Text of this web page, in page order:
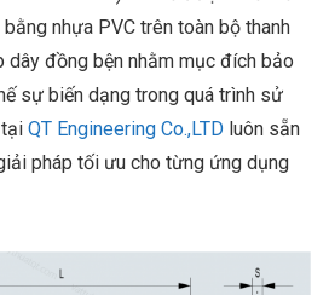
nhựa PVC trên toàn bộ thanh
đồng bện nhằm mục đích bảo
sự biến dạng trong quá trình sử
QT Engineering Co.,LTD luôn sẵn
pháp tối ưu cho từng ứng dụng